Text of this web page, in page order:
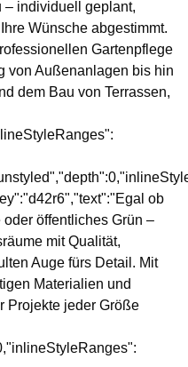
– individuell geplant,
Wünsche abgestimmt.
Gartenpflege
von Außenanlagen bis hin
dem Bau von Terrassen,
ob
öffentliches Grün –
mit Qualität,
Auge fürs Detail. Mit
Materialien und
Projekte jeder Größe